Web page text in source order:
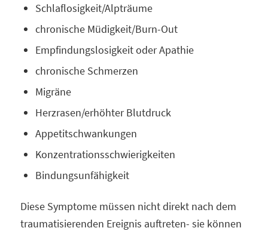
Schlaflosigkeit/Alpträume
chronische Müdigkeit/Burn-Out
Empfindungslosigkeit oder Apathie
chronische Schmerzen
Migräne
Herzrasen/erhöhter Blutdruck
Appetitschwankungen
Konzentrationsschwierigkeiten
Bindungsunfähigkeit
Diese Symptome müssen nicht direkt nach dem
traumatisierenden Ereignis auftreten- sie können